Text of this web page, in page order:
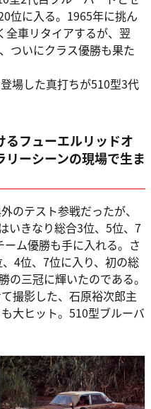
位に入る。1965年に挑ん
全車リタイアするが、翌
ついにクラス優勝も果た
場した真打ちが510型3代
るフューエルリッドオ
ーシーンの現場で生ま
のテスト参戦だったが、
いきなり総合3位、5位、7
ム優勝も手に入れる。さ
4位、7位に入り、初の総
三冠に輝いたのである。
撮影した、石原裕次郎主
大ヒット。510型ブルーバ